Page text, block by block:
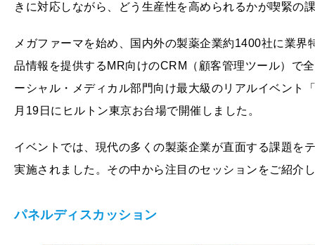
きに対応しながら、どう生産性を高められるかが喫緊の
メガファーマを始め、国内外の製薬企業約1400社に業
品情報を提供するMR向けのCRM（顧客管理ツール）で
ーシャル・メディカル部門向け最大級のリアルイベン
月19日にヒルトン東京お台場で開催しました。
イベントでは、現代の多くの製薬企業が直面する課題を
実施されました。その中から注目のセッションをご紹介
パネルディスカッション